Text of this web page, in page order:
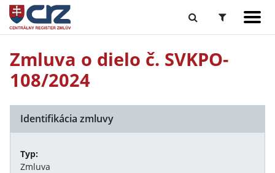
Zmluva o dielo č. SVKPO-
108/2024
Identifikácia zmluvy
Typ:
Zmluva